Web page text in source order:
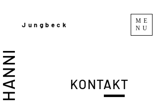
Jungbeck
ME
NU
KONTAKT